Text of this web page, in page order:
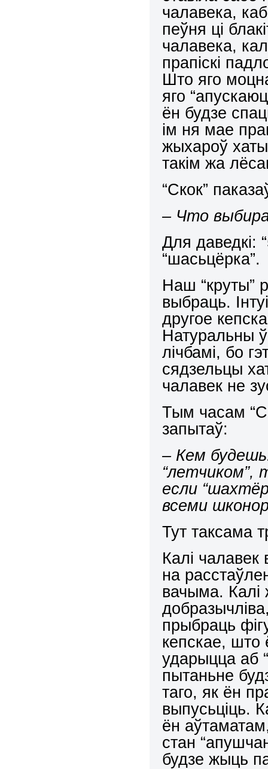
чалавека,
пеўня ці
чалавека,
прапіскі
Што яго
яго
ён будзе
ім ня мае
жыхароў
такім жа
“Скок”
– Что
Для даведкі:
“шасьцёрка”.
Наш “круты”
выбраць.
другое
Натуральны
лічбамі, бо
сядзельцы
чалавек не
Тым часам
запытаў:
– Кем будешь
“летчиком”,
если
всеми
Тут таксама
Калі чалавек
на
вачыма.
прыбраць
кепскае, што
ударыцца аб
пытаньне
таго, як ён
выпусьціць.
ён
стан
будзе жыць